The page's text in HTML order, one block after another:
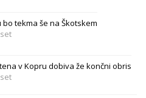
tekma še na Škotskem
v Kopru dobiva že končni obris